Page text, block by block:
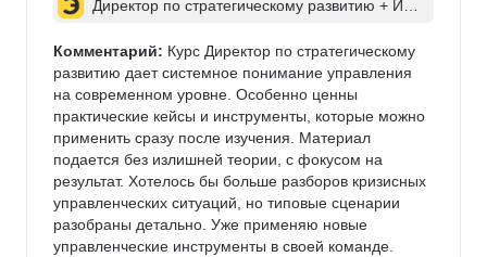
Директор по стратегическому развитию + ИИ
Комментарий: Курс Директор по стратегическому
развитию дает системное понимание управления
на современном уровне. Особенно ценны
практические кейсы и инструменты, которые можно
применить сразу после изучения. Материал
подается без излишней теории, с фокусом на
результат. Хотелось бы больше разборов кризисных
управленческих ситуаций, но типовые сценарии
разобраны детально. Уже применяю новые
управленческие инструменты в своей команде.